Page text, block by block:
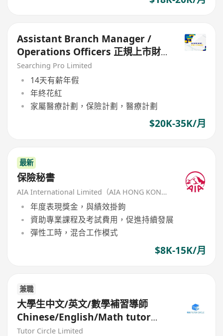
Assistant Branch Manager /
Operations Officers 正規上市財
務公司
Searching Pro Limited
14天有薪年假
年終花紅
家屬醫療計劃，保險計劃，醫療計劃
$20K-35K/月
最新
保險秘書
AIA International Limited（AIA HONG KONG）
年度表現獎金，與績效掛鉤
資助專業課程及考試費用，促進持續發展
彈性工時，混合工作模式
$8K-15K/月
兼職
大學生中文/英文/數學補習導師
Chinese/English/Math tutor
(Part Time/Freelancer)
Tutor Circle Limited